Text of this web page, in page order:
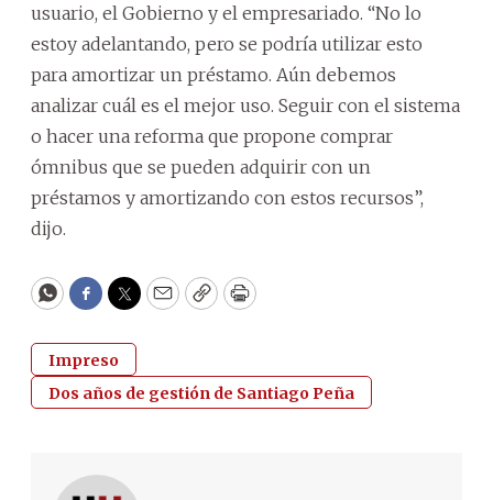
usuario, el Gobierno y el empresariado. “No lo
estoy adelantando, pero se podría utilizar esto
para amortizar un préstamo. Aún debemos
analizar cuál es el mejor uso. Seguir con el sistema
o hacer una reforma que propone comprar
ómnibus que se pueden adquirir con un
préstamos y amortizando con estos recursos”,
dijo.
WhatsApp
Facebook
Twitter
EmailCopyPrint
Impreso
Dos años de gestión de Santiago Peña